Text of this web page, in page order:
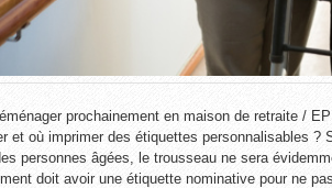
prochainement en maison de retraite /
et où imprimer des étiquettes personnalisables ?
personnes âgées, le trousseau ne sera
doit avoir une étiquette nominative pour ne